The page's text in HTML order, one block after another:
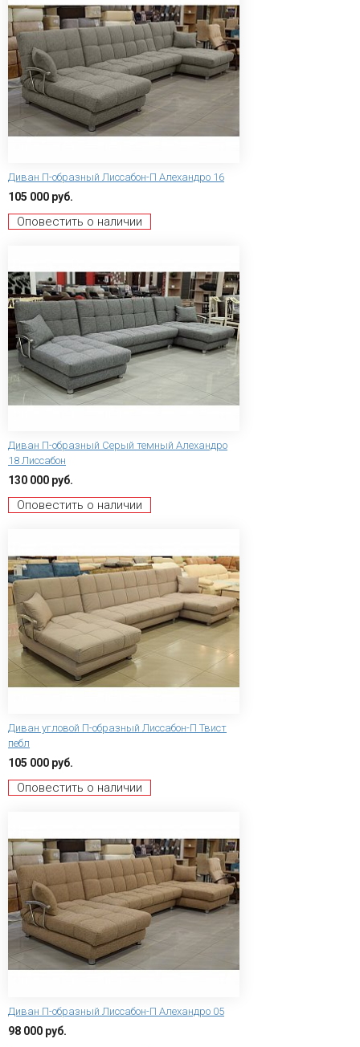
Диван П-образный Лиссабон-П Алехандро 16
105 000 руб.
Оповестить о наличии
Диван П-образный Серый темный Алехандро
18 Лиссабон
130 000 руб.
Оповестить о наличии
Диван угловой П-образный Лиссабон-П Твист
пебл
105 000 руб.
Оповестить о наличии
Диван П-образный Лиссабон-П Алехандро 05
98 000 руб.